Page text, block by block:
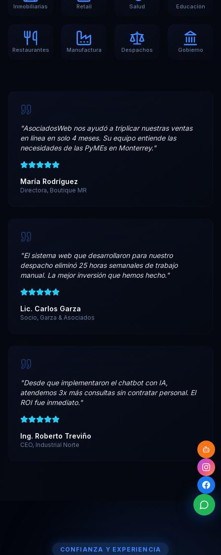
Inmobiliarias Retail Salud Educación
Restaurantes Manufactura Despachos Gobierno
"AsociadosWeb nos ayudó a triplicar nuestras ventas
en línea en solo 4 meses. Su equipo entiende las
necesidades de las PyMEs en Monterrey."
María Rodríguez
Directora, Boutique MR
"El sistema web que desarrollaron para nuestro
despacho eliminó 25 horas semanales de trabajo
manual. La mejor inversión que hemos hecho."
Lic. Carlos Garza
Socio, Garza & Asociados
"Desde que implementaron el chatbot con IA,
atendemos 3x más consultas sin contratar personal. El
ROI fue inmediato."
Ing. Roberto Treviño
CEO, Industrial Norte
CONFIANZA Y EXPERIENCIA